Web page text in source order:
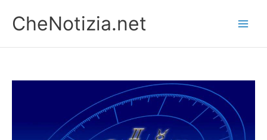
contenuto
CheNotizia.net